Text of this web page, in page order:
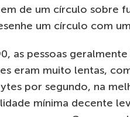
de um círculo sobre
um círculo com
as pessoas
eram muito lentas,
por segundo, na
mínima decente